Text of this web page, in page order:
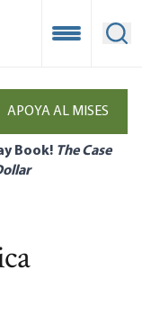
Open
APOYA AL MISES
Book! The Case